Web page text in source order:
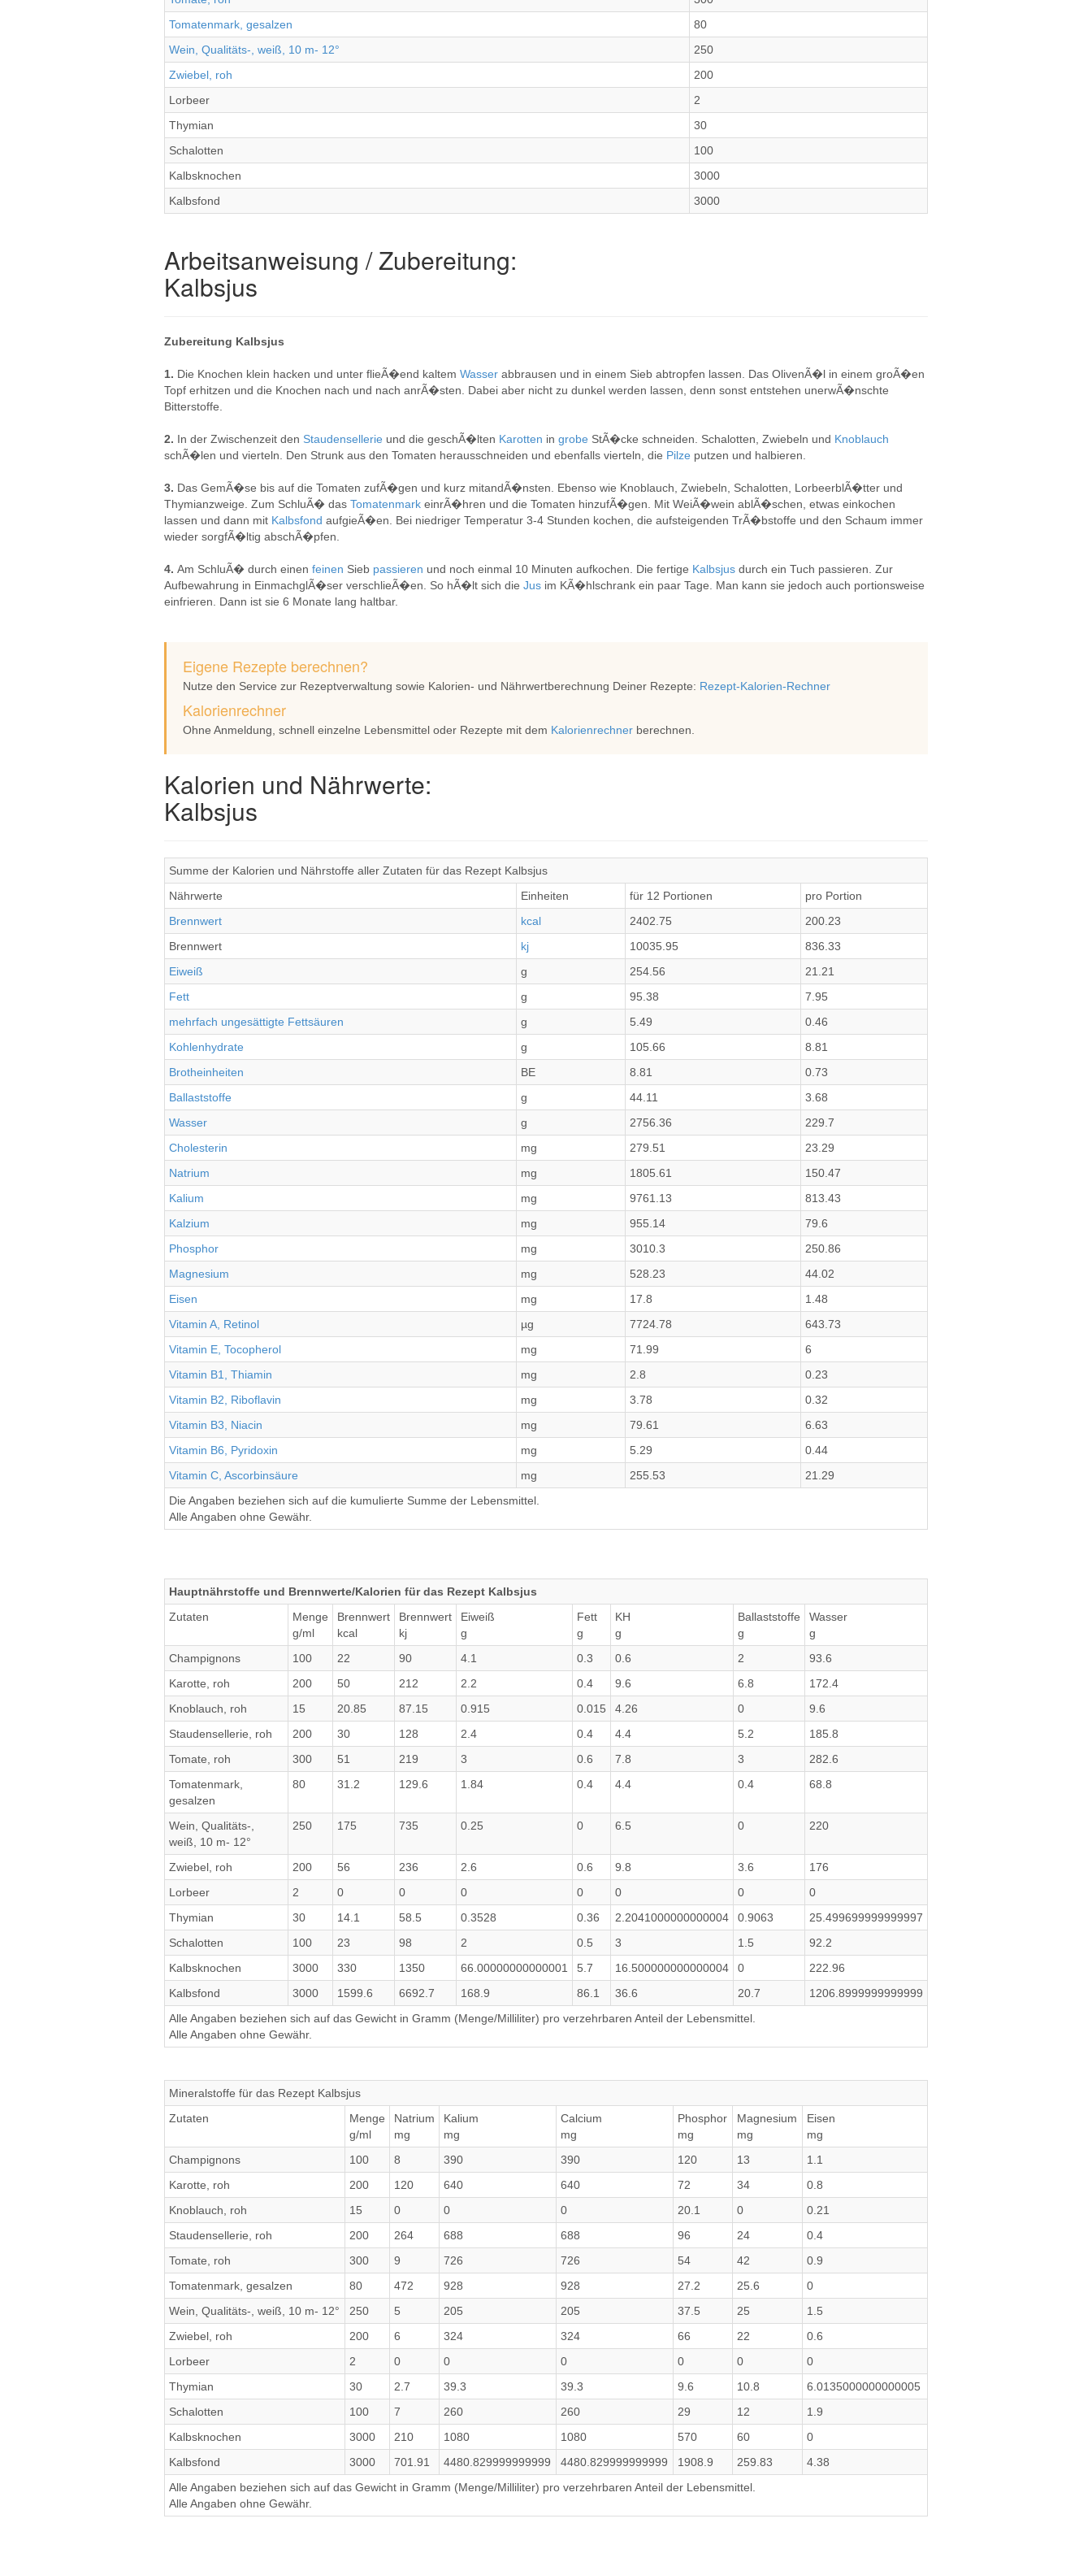
Tomatenmark, gesalzen
80
Wein, Qualitäts-, weiß, 10 m- 12°
250
Zwiebel, roh
200
Lorbeer
2
Thymian
30
Schalotten
100
Kalbsknochen
3000
Kalbsfond
3000
Arbeitsanweisung / Zubereitung:
Kalbsjus
Zubereitung Kalbsjus
1. Die Knochen klein hacken und unter flieÃ�end kaltem Wasser abbrausen und in einem Sieb abtropfen lassen. Das OlivenÃ�l in einem groÃ�en
Topf erhitzen und die Knochen nach und nach anrÃ�sten. Dabei aber nicht zu dunkel werden lassen, denn sonst entstehen unerwÃ�nschte
Bitterstoffe.
2. In der Zwischenzeit den Staudensellerie und die geschÃ�lten Karotten in grobe StÃ�cke schneiden. Schalotten, Zwiebeln und Knoblauch
schÃ�len und vierteln. Den Strunk aus den Tomaten herausschneiden und ebenfalls vierteln, die Pilze putzen und halbieren.
3. Das GemÃ�se bis auf die Tomaten zufÃ�gen und kurz mitandÃ�nsten. Ebenso wie Knoblauch, Zwiebeln, Schalotten, LorbeerblÃ�tter und
Thymianzweige. Zum SchluÃ� das Tomatenmark einrÃ�hren und die Tomaten hinzufÃ�gen. Mit WeiÃ�wein ablÃ�schen, etwas einkochen
lassen und dann mit Kalbsfond aufgieÃ�en. Bei niedriger Temperatur 3-4 Stunden kochen, die aufsteigenden TrÃ�bstoffe und den Schaum immer
wieder sorgfÃ�ltig abschÃ�pfen.
4. Am SchluÃ� durch einen feinen Sieb passieren und noch einmal 10 Minuten aufkochen. Die fertige Kalbsjus durch ein Tuch passieren. Zur
Aufbewahrung in EinmachglÃ�ser verschlieÃ�en. So hÃ�lt sich die Jus im KÃ�hlschrank ein paar Tage. Man kann sie jedoch auch portionsweise
einfrieren. Dann ist sie 6 Monate lang haltbar.
Eigene Rezepte berechnen?
Nutze den Service zur Rezeptverwaltung sowie Kalorien- und Nährwertberechnung Deiner Rezepte: Rezept-Kalorien-Rechner
Kalorienrechner
Ohne Anmeldung, schnell einzelne Lebensmittel oder Rezepte mit dem Kalorienrechner berechnen.
Kalorien und Nährwerte:
Kalbsjus
Summe der Kalorien und Nährstoffe aller Zutaten für das Rezept Kalbsjus
Nährwerte
Einheiten für 12 Portionen
pro Portion
Brennwert
kcal 2402.75
200.23
Brennwert
kj 10035.95
836.33
Eiweiß
g 254.56
21.21
Fett
g 95.38
7.95
mehrfach ungesättigte Fettsäuren
g 5.49
0.46
Kohlenhydrate
g 105.66
8.81
Brotheinheiten
BE 8.81
0.73
Ballaststoffe
g 44.11
3.68
Wasser
g 2756.36
229.7
Cholesterin
mg 279.51
23.29
Natrium
mg 1805.61
150.47
Kalium
mg 9761.13
813.43
Kalzium
mg 955.14
79.6
Phosphor
mg 3010.3
250.86
Magnesium
mg 528.23
44.02
Eisen
mg 17.8
1.48
Vitamin A, Retinol
µg 7724.78
643.73
Vitamin E, Tocopherol
mg 71.99
6
Vitamin B1, Thiamin
mg 2.8
0.23
Vitamin B2, Riboflavin
mg 3.78
0.32
Vitamin B3, Niacin
mg 79.61
6.63
Vitamin B6, Pyridoxin
mg 5.29
0.44
Vitamin C, Ascorbinsäure
mg 255.53
21.29
Die Angaben beziehen sich auf die kumulierte Summe der Lebensmittel.
Alle Angaben ohne Gewähr.
Hauptnährstoffe und Brennwerte/Kalorien für das Rezept Kalbsjus
Zutaten
Menge
g/ml
Brennwert
kcal
Brennwert
kj
Eiweiß
g
Fett
g
KH
g
Ballaststoffe
g
Wasser
g
Champignons
100 22 90 4.1 0.3 0.6 2
93.6
Karotte, roh
200 50 212 2.2 0.4 9.6 6.8
172.4
Knoblauch, roh
15 20.85 87.15 0.915 0.015 4.26 0
9.6
Staudensellerie, roh
200 30 128 2.4 0.4 4.4 5.2
185.8
Tomate, roh
300 51 219 3 0.6 7.8 3
282.6
Tomatenmark,
gesalzen
80 31.2 129.6 1.84 0.4 4.4 0.4 68.8
Wein, Qualitäts-,
weiß, 10 m- 12°
250 175 735 0.25 0 6.5 0 220
Zwiebel, roh 200 56 236 2.6 0.6 9.8 3.6
176
Lorbeer
2 0 0 0 0 0 0
0
Thymian
30 14.1 58.5 0.3528 0.36 2.2041000000000004 0.9063
25.499699999999997
Schalotten
100 23 98 2 0.5 3 1.5
92.2
Kalbsknochen
3000 330 1350 66.00000000000001 5.7 16.500000000000004 0
222.96
Kalbsfond
3000 1599.6 6692.7 168.9 86.1 36.6 20.7
1206.8999999999999
Alle Angaben beziehen sich auf das Gewicht in Gramm (Menge/Milliliter) pro verzehrbaren Anteil der Lebensmittel.
Alle Angaben ohne Gewähr.
Mineralstoffe für das Rezept Kalbsjus
Zutaten
Menge
g/ml
Natrium
mg
Kalium
mg
Calcium
mg
Phosphor
mg
Magnesium
mg
Eisen
mg
Champignons
100 8 390 390 120 13
1.1
Karotte, roh
200 120 640 640 72 34
0.8
Knoblauch, roh
15 0 0 0 20.1 0
0.21
Staudensellerie, roh
200 264 688 688 96 24
0.4
Tomate, roh
300 9 726 726 54 42
0.9
Tomatenmark, gesalzen
80 472 928 928 27.2 25.6
0
Wein, Qualitäts-, weiß, 10 m- 12°
250 5 205 205 37.5 25
1.5
Zwiebel, roh
200 6 324 324 66 22
0.6
Lorbeer
2 0 0 0 0 0
0
Thymian
30 2.7 39.3 39.3 9.6 10.8
6.0135000000000005
Schalotten
100 7 260 260 29 12
1.9
Kalbsknochen
3000 210 1080 1080 570 60
0
Kalbsfond
3000 701.91 4480.829999999999 4480.829999999999 1908.9 259.83
4.38
Alle Angaben beziehen sich auf das Gewicht in Gramm (Menge/Milliliter) pro verzehrbaren Anteil der Lebensmittel.
Alle Angaben ohne Gewähr.